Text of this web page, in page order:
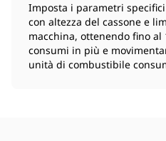
Imposta i parametri
con altezza del cassone e
macchina, ottenendo fino al
consumi in più e
unità di combustibile